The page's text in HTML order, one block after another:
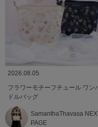
2026.08.05
フラワーモチーフチュール ワン
ドルバッグ
SamanthaThavasa
PAGE